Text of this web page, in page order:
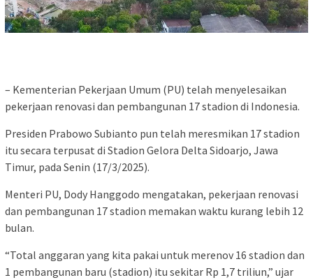
– Kementerian Pekerjaan Umum (PU) telah menyelesaikan
pekerjaan renovasi dan pembangunan 17 stadion di Indonesia.
Presiden Prabowo Subianto pun telah meresmikan 17 stadion
itu secara terpusat di Stadion Gelora Delta Sidoarjo, Jawa
Timur, pada Senin (17/3/2025).
Menteri PU, Dody Hanggodo mengatakan, pekerjaan renovasi
dan pembangunan 17 stadion memakan waktu kurang lebih 12
bulan.
“Total anggaran yang kita pakai untuk merenov 16 stadion dan
1 pembangunan baru (stadion) itu sekitar Rp 1,7 triliun,” ujar